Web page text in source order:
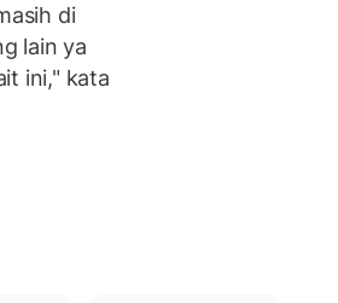
di
lain ya
ini," kata